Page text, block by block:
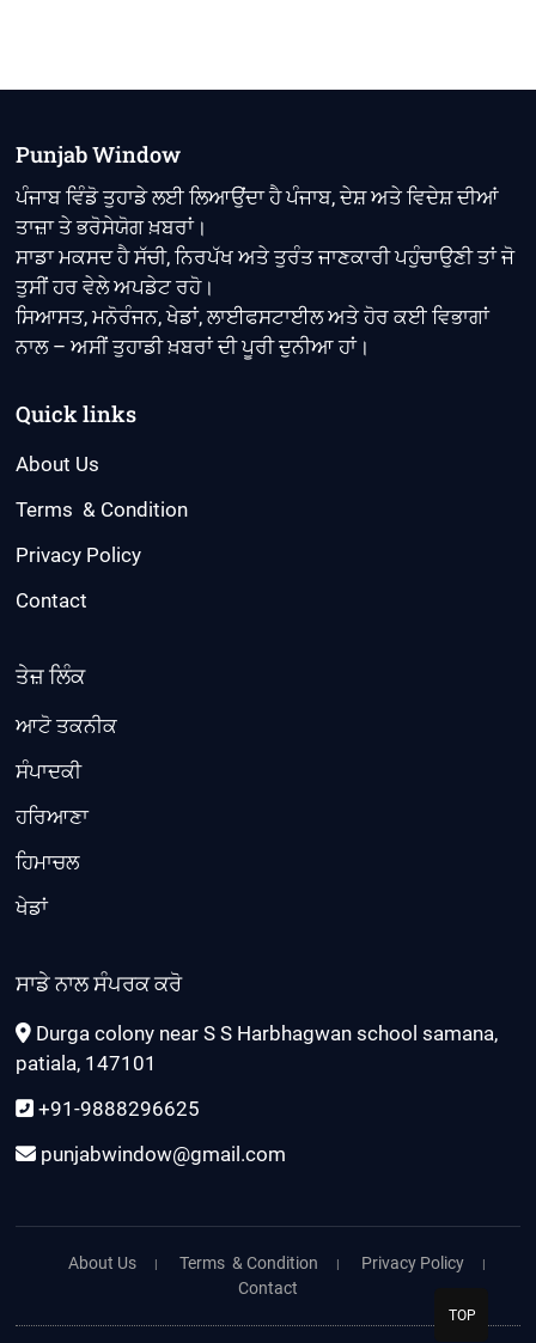
Punjab Window
ਪੰਜਾਬ ਵਿੰਡੋ ਤੁਹਾਡੇ ਲਈ ਲਿਆਉਂਦਾ ਹੈ ਪੰਜਾਬ, ਦੇਸ਼ ਅਤੇ ਵਿਦੇਸ਼ ਦੀਆਂ
ਤਾਜ਼ਾ ਤੇ ਭਰੋਸੇਯੋਗ ਖ਼ਬਰਾਂ।
ਸਾਡਾ ਮਕਸਦ ਹੈ ਸੱਚੀ, ਨਿਰਪੱਖ ਅਤੇ ਤੁਰੰਤ ਜਾਣਕਾਰੀ ਪਹੁੰਚਾਉਣੀ ਤਾਂ ਜੋ
ਤੁਸੀਂ ਹਰ ਵੇਲੇ ਅਪਡੇਟ ਰਹੋ।
ਸਿਆਸਤ, ਮਨੋਰੰਜਨ, ਖੇਡਾਂ, ਲਾਈਫਸਟਾਈਲ ਅਤੇ ਹੋਰ ਕਈ ਵਿਭਾਗਾਂ
ਨਾਲ – ਅਸੀਂ ਤੁਹਾਡੀ ਖ਼ਬਰਾਂ ਦੀ ਪੂਰੀ ਦੁਨੀਆ ਹਾਂ।
Quick links
About Us
Terms & Condition
Privacy Policy
Contact
ਤੇਜ਼ ਲਿੰਕ
ਆਟੋ ਤਕਨੀਕ
ਸੰਪਾਦਕੀ
ਹਰਿਆਣਾ
ਹਿਮਾਚਲ
ਖੇਡਾਂ
ਸਾਡੇ ਨਾਲ ਸੰਪਰਕ ਕਰੋ
Durga colony near S S Harbhagwan school samana,
patiala, 147101
+91-9888296625
punjabwindow@gmail.com
About Us Terms & Condition
Privacy Policy
Contact
TOP